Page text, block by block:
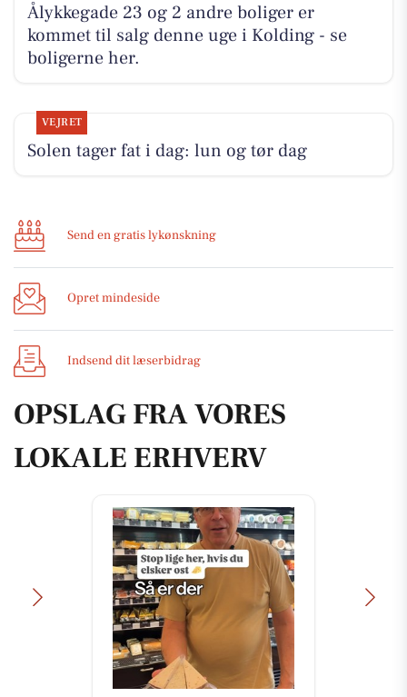
Ålykkegade 23 og 2 andre boliger er
kommet til salg denne uge i Kolding - se
boligerne her.
VEJRET
Solen tager fat i dag: lun og tør dag
Send en gratis lykønskning
Opret mindeside
Indsend dit læserbidrag
OPSLAG FRA VORES
LOKALE ERHVERV